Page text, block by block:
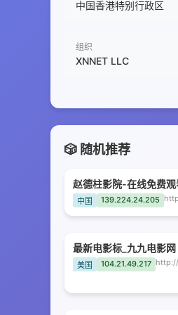
中国香港特别行政区
组织
XNNET LLC
🎲 随机推荐
赵德柱影院-在线免费
中国 139.224.24.205
最新电影标_九九电影网
美国 104.21.49.217